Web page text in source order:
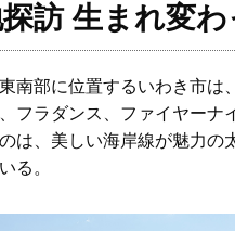
訪 生まれ変
南部に位置するいわき市は
フラダンス、ファイヤーナ
は、美しい海岸線が魅力の
る。